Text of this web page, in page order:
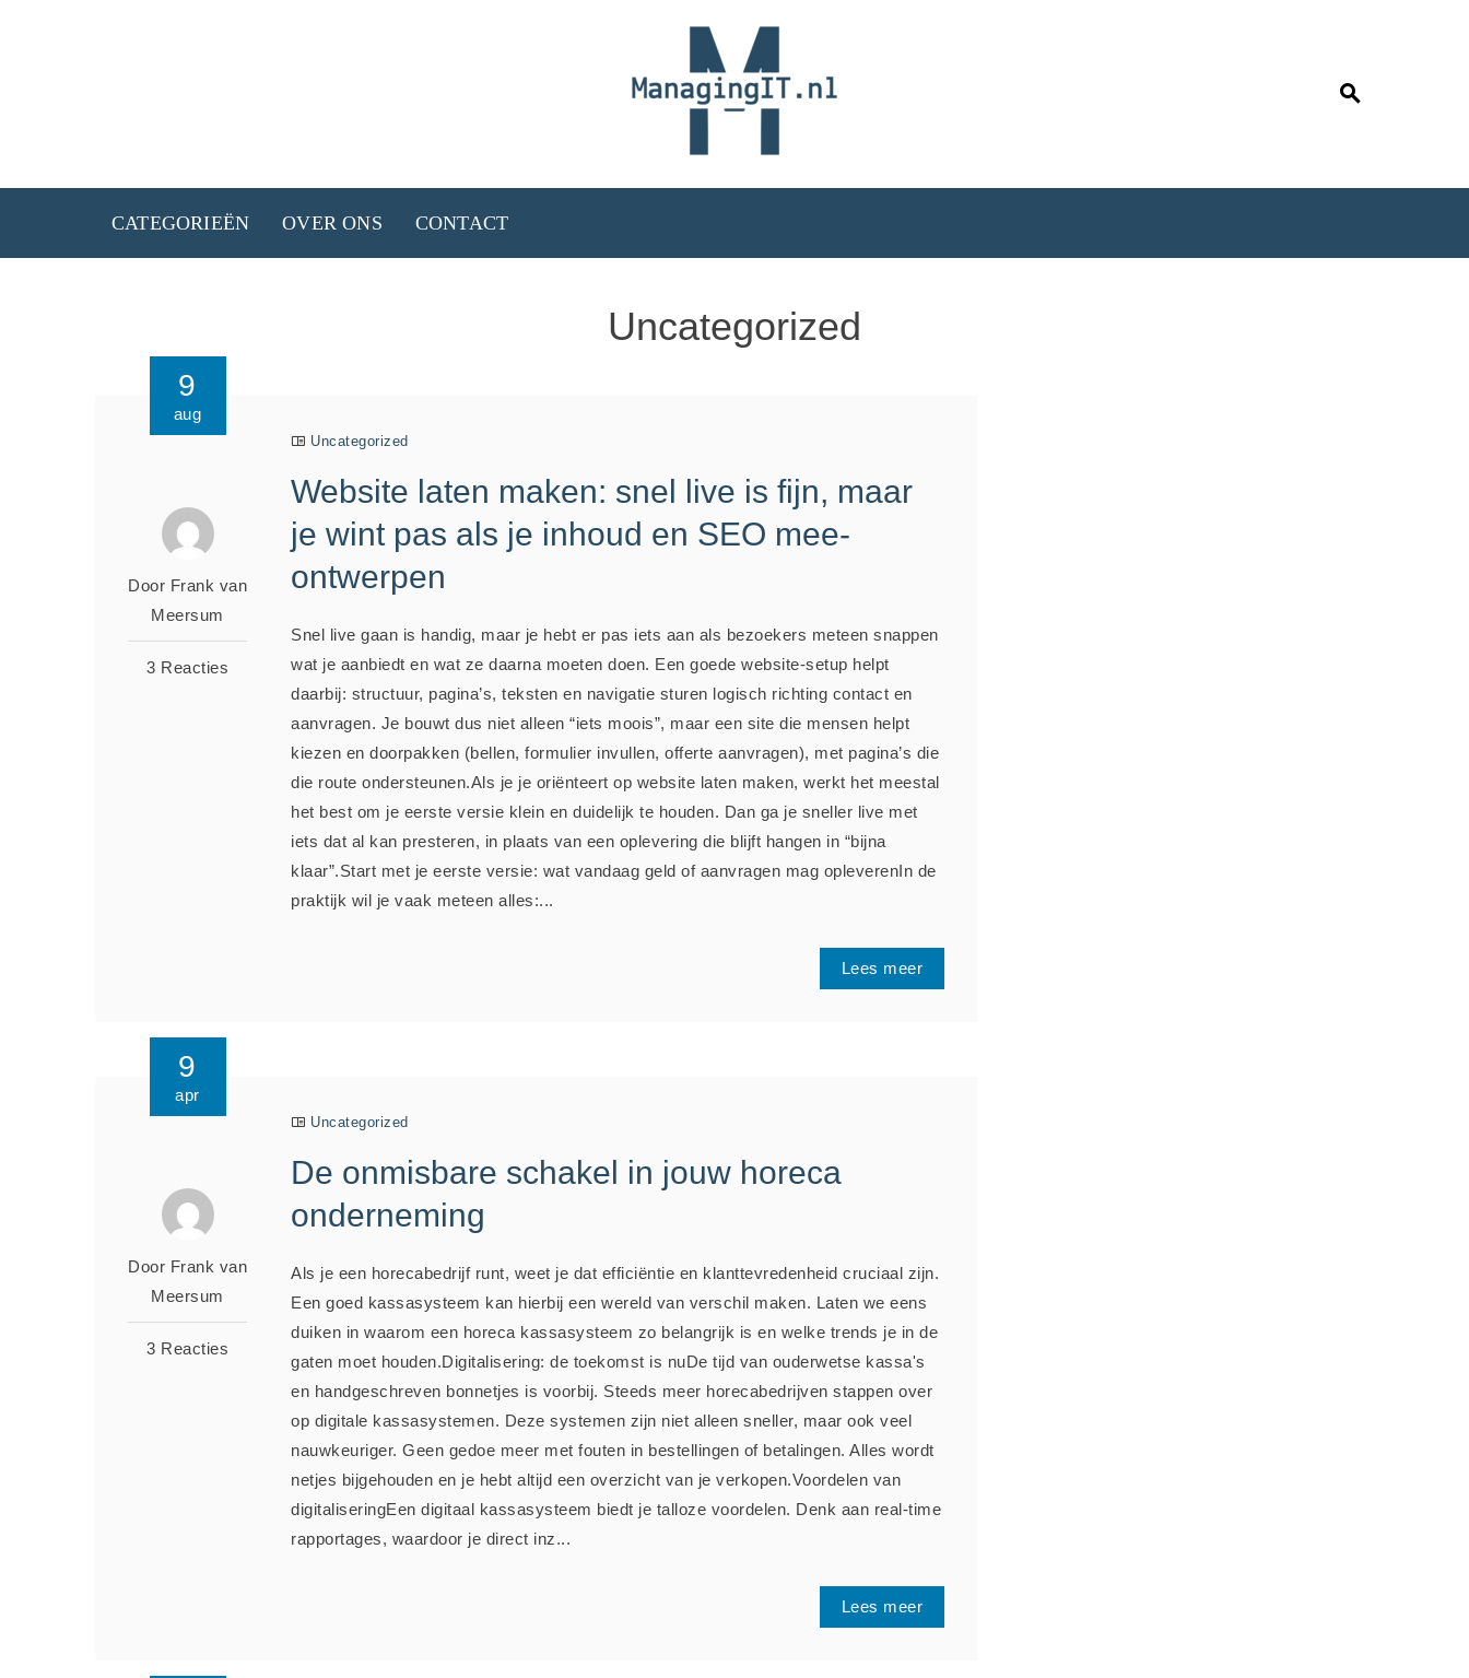
CATEGORIEËN OVER ONS CONTACT
Uncategorized
9
aug
Door Frank van
Meersum
3 Reacties
Uncategorized
Website laten maken: snel live is fijn, maar
je wint pas als je inhoud en SEO mee-
ontwerpen
Snel live gaan is handig, maar je hebt er pas iets aan als bezoekers meteen snappen
wat je aanbiedt en wat ze daarna moeten doen. Een goede website-setup helpt
daarbij: structuur, pagina’s, teksten en navigatie sturen logisch richting contact en
aanvragen. Je bouwt dus niet alleen “iets moois”, maar een site die mensen helpt
kiezen en doorpakken (bellen, formulier invullen, offerte aanvragen), met pagina’s die
die route ondersteunen.Als je je oriënteert op website laten maken, werkt het meestal
het best om je eerste versie klein en duidelijk te houden. Dan ga je sneller live met
iets dat al kan presteren, in plaats van een oplevering die blijft hangen in “bijna
klaar”.Start met je eerste versie: wat vandaag geld of aanvragen mag opleverenIn de
praktijk wil je vaak meteen alles:...
Lees meer
9
apr
Door Frank van
Meersum
3 Reacties
Uncategorized
De onmisbare schakel in jouw horeca
onderneming
Als je een horecabedrijf runt, weet je dat efficiëntie en klanttevredenheid cruciaal zijn.
Een goed kassasysteem kan hierbij een wereld van verschil maken. Laten we eens
duiken in waarom een horeca kassasysteem zo belangrijk is en welke trends je in de
gaten moet houden.Digitalisering: de toekomst is nuDe tijd van ouderwetse kassa's
en handgeschreven bonnetjes is voorbij. Steeds meer horecabedrijven stappen over
op digitale kassasystemen. Deze systemen zijn niet alleen sneller, maar ook veel
nauwkeuriger. Geen gedoe meer met fouten in bestellingen of betalingen. Alles wordt
netjes bijgehouden en je hebt altijd een overzicht van je verkopen.Voordelen van
digitaliseringEen digitaal kassasysteem biedt je talloze voordelen. Denk aan real-time
rapportages, waardoor je direct inz...
Lees meer